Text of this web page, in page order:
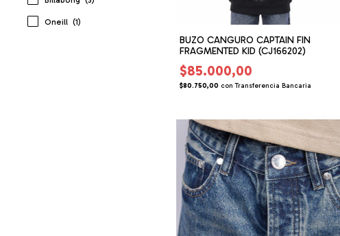
Oneill (1)
BUZO CANGURO CAPTAIN FIN
FRAGMENTED KID (CJ166202)
$85.000,00
$80.750,00 con Transferencia Bancaria